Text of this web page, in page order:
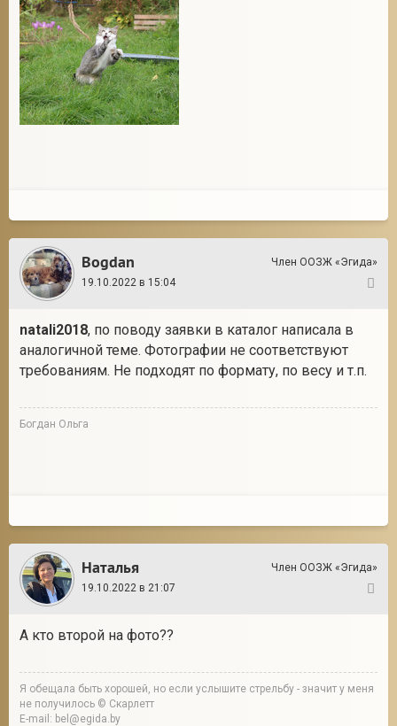
Bogdan
Член ООЗЖ «Эгида»
19.10.2022 в 15:04
natali2018, по поводу заявки в каталог написала в
аналогичной теме. Фотографии не соответствуют
требованиям. Не подходят по формату, по весу и т.п.
Богдан Ольга
Наталья
Член ООЗЖ «Эгида»
19.10.2022 в 21:07
А кто второй на фото??
Я обещала быть хорошей, но если услышите стрельбу - значит у меня
не получилось © Скарлетт
E-mail: bel@egida.by